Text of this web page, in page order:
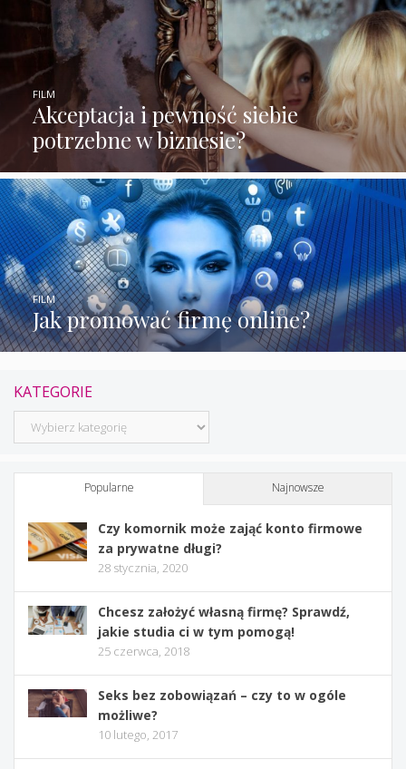
Akceptacja i pewność siebie
potrzebne w biznesie?
FILM
Jak promować firmę online?
FILM
KATEGORIE
Kategorie
Popularne Najnowsze
Czy komornik może zająć konto firmowe
za prywatne długi?
28 stycznia, 2020
Chcesz założyć własną firmę? Sprawdź,
jakie studia ci w tym pomogą!
25 czerwca, 2018
Seks bez zobowiązań – czy to w ogóle
możliwe?
10 lutego, 2017